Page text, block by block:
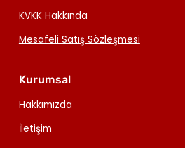
KVKK Hakkında
Mesafeli Satış Sözleşmesi
Kurumsal
Hakkımızda
İletişim